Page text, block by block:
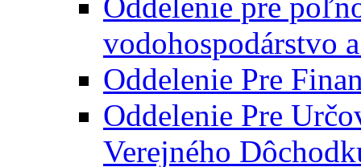
vodohospodárstvo
Oddelenie Pre
Oddelenie Pre
Verejného